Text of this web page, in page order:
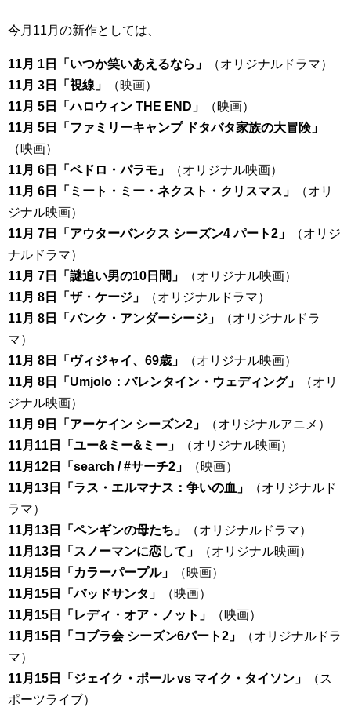
今月11月の新作としては、
11月 1日「いつか笑いあえるなら」
（オリジナルドラマ）
11月 3日「視線」
（映画）
11月 5日「ハロウィン THE END」
（映画）
11月 5日「ファミリーキャンプ ドタバタ家族の大冒険」
（映画）
11月 6日「ペドロ・パラモ」
（オリジナル映画）
11月 6日「ミート・ミー・ネクスト・クリスマス」
（オリ
ジナル映画）
11月 7日「アウターバンクス シーズン4 パート2」
（オリジ
ナルドラマ）
11月 7日「謎追い男の10日間」
（オリジナル映画）
11月 8日「ザ・ケージ」
（オリジナルドラマ）
11月 8日「バンク・アンダーシージ」
（オリジナルドラ
マ）
11月 8日「ヴィジャイ、69歳」
（オリジナル映画）
11月 8日「Umjolo：バレンタイン・ウェディング」
（オリ
ジナル映画）
11月 9日「アーケイン シーズン2」
（オリジナルアニメ）
11月11日「ユー&ミー&ミー」
（オリジナル映画）
11月12日「search / #サーチ2」
（映画）
11月13日「ラス・エルマナス：争いの血」
（オリジナルド
ラマ）
11月13日「ペンギンの母たち」
（オリジナルドラマ）
11月13日「スノーマンに恋して」
（オリジナル映画）
11月15日「カラーパープル」
（映画）
11月15日「バッドサンタ」
（映画）
11月15日「レディ・オア・ノット」
（映画）
11月15日「コブラ会 シーズン6パート2」
（オリジナルドラ
マ）
11月15日「ジェイク・ポール vs マイク・タイソン」
（ス
ポーツライブ）